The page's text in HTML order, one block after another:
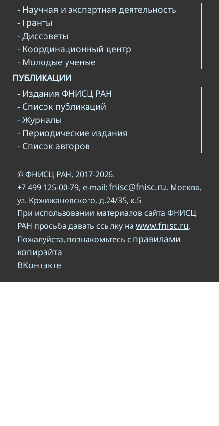
- Научная и экспертная деятельность
- Гранты
- Диссоветы
- Координационный центр
- Молодые ученые
ПУБЛИКАЦИИ
- Издания ФНИСЦ РАН
- Список публикаций
- Журналы
- Периодические издания
- Список авторов
© ФНИСЦ РАН, 2017-2026.
+7 499 125-00-79, e-mail: fnisc@fnisc.ru. Москва,
ул. Кржижановского, д.24/35, к.5
При использовании материалов сайта ФНИСЦ
РАН просьба давать ссылку на www.fnisc.ru.
Пожалуйста, познакомьтесь с правилами
копирайта
ВКонтакте